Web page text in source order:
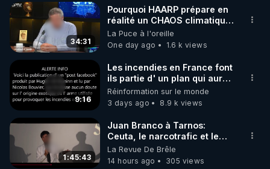
le code : REGENERE
34:31
Pourquoi HAARP prépare en
réalité un CHAOS climatique,
on répond
La Puce à l'oreille
One day ago
1.6 k views
9:16
Les incendies en France font
ils partie d' un plan qui aurait
débuté le 11 septembre 2001
?
Réinformation sur le monde
3 days ago
8.9 k views
1:45:43
Juan Branco à Tarnos:
Ceuta, le narcotrafic et le
pouvoir en France
La Revue De Brêle
14 hours ago
305 views